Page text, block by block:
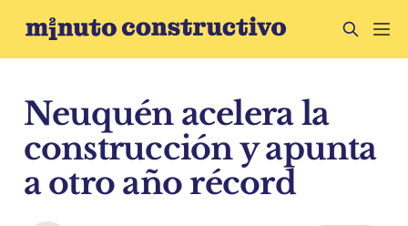
Neuquén acelera la
construcción y apunta
a otro año récord